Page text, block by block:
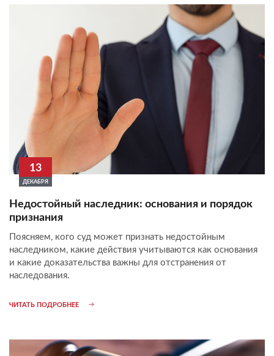
13
ДЕКАБРЯ
Недостойный наследник: основания и порядок
признания
Поясняем, кого суд может признать недостойным
наследником, какие действия учитываются как основания
и какие доказательства важны для отстранения от
наследования.
ЧИТАТЬ ПОДРОБНЕЕ